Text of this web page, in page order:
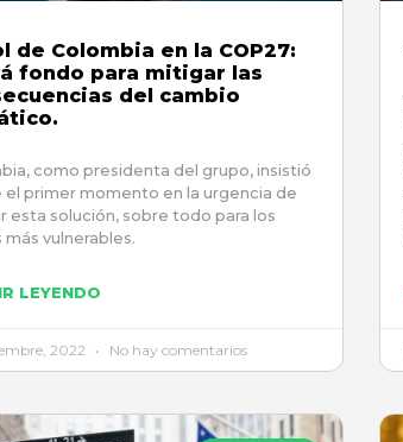
de Colombia en la COP27:
fondo para mitigar las
del cambio
como presidenta del grupo, insistió
el primer momento en la urgencia de
esta solución, sobre todo para los
más vulnerables.
LEYENDO
2022 No hay comentarios